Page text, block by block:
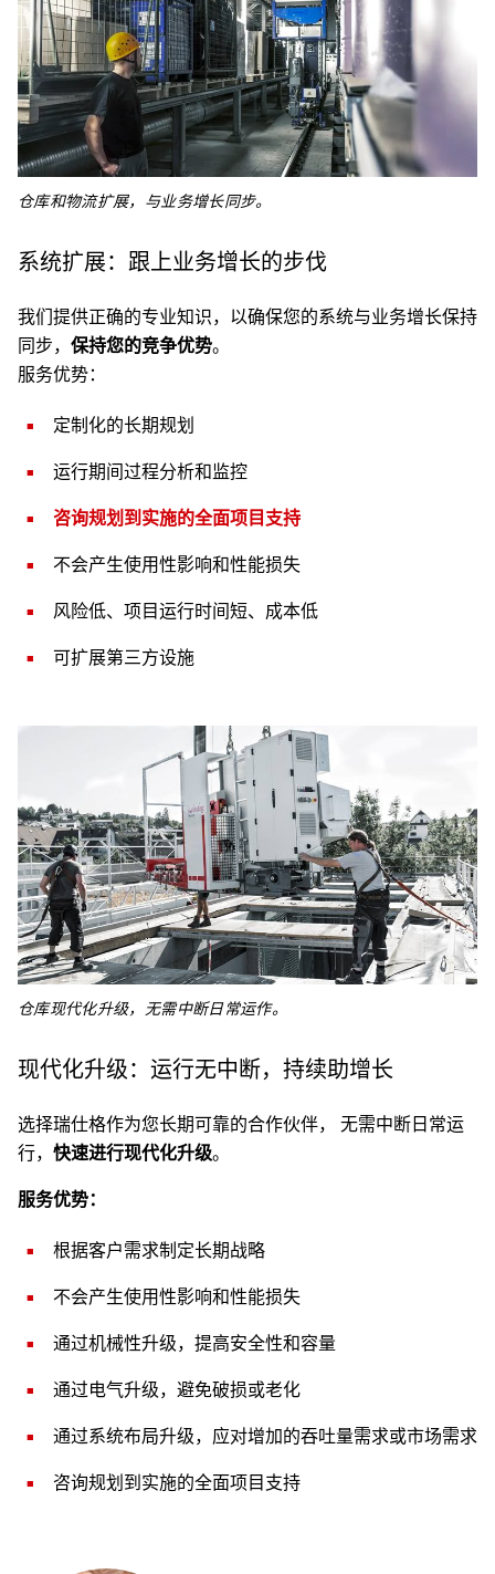
仓库和物流扩展，与业务增长同步。
系统扩展：跟上业务增长的步伐
我们提供正确的专业知识，以确保您的系统与业务增长保持
同步， 保持您的竞争优势。
服务优势：
定制化的长期规划
运行期间过程分析和监控
咨询规划到实施的全面项目支持
不会产生使用性影响和性能损失
风险低、项目运行时间短、成本低
可扩展第三方设施
仓库现代化升级，无需中断日常运作。
现代化升级：运行无中断，持续助增长
选择瑞仕格作为您长期可靠的合作伙伴， 无需中断日常运
行， 快速进行现代化升级。
服务优势：
根据客户需求制定长期战略
不会产生使用性影响和性能损失
通过机械性升级，提高安全性和容量
通过电气升级，避免破损或老化
通过系统布局升级，应对增加的吞吐量需求或市场需求
咨询规划到实施的全面项目支持